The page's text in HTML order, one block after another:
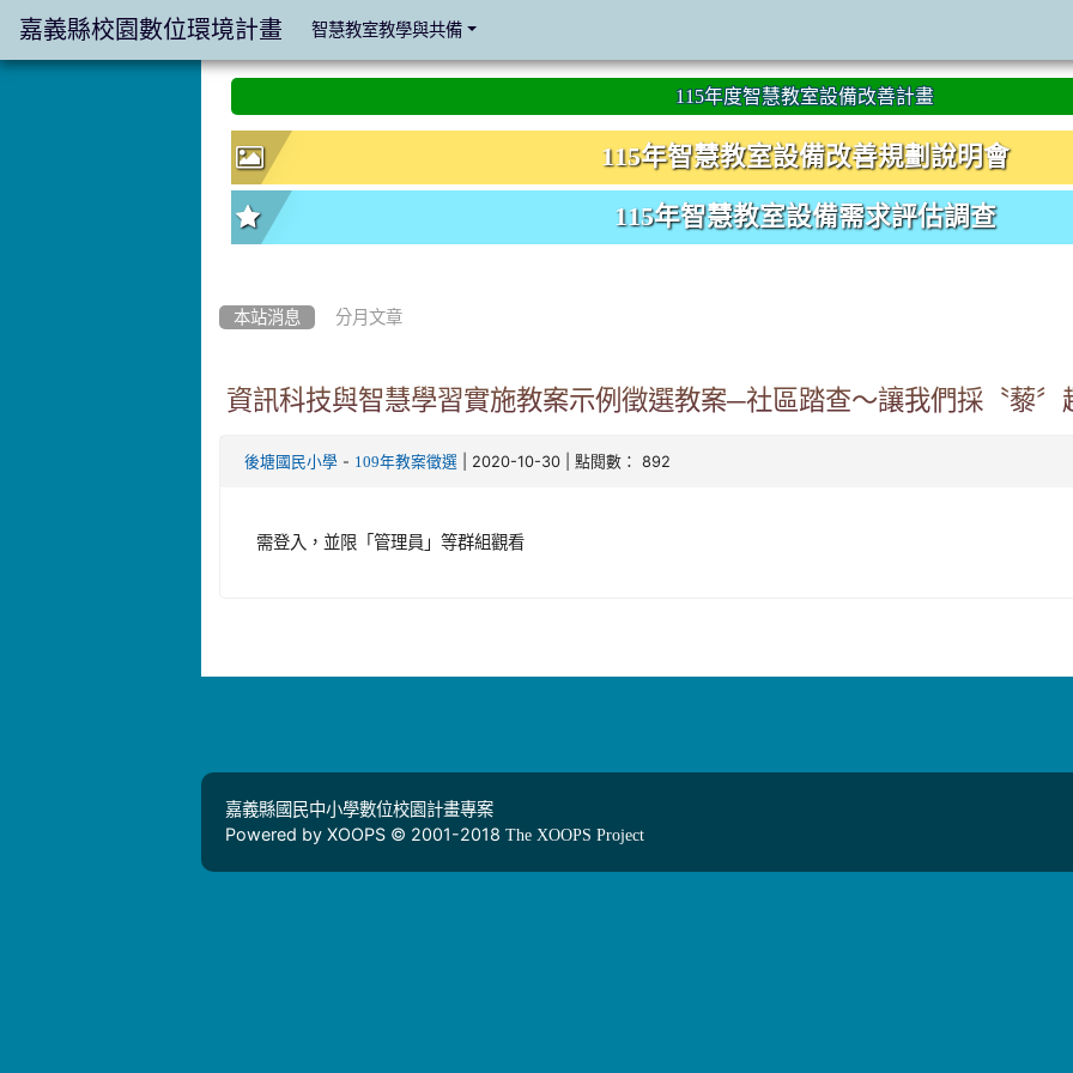
:::
115年度智慧教室設備改善計畫
115年智慧教室設備改善規劃說明會
115年智慧教室設備需求評估調查
本站消息 分月文章
資訊科技與智慧學習實施教案示例徵選教案─社區踏查～讓我們採〝藜〞
後塘國民小學 - 109年教案徵選 | 2020-10-30 | 點閱數： 892
需登入，並限「管理員」等群組觀看
嘉義縣國民中小學數位校園計畫專案
Powered by XOOPS © 2001-2018 The XOOPS Project
嘉義縣校園數位環境計畫 :::智慧教室教學與共備